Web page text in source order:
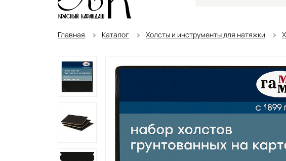
Главная Каталог Холсты и инструменты для натяжки